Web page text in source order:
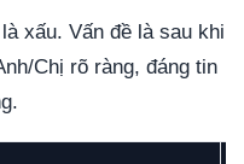
xấu. Vấn đề là sau khi
Chị rõ ràng, đáng tin